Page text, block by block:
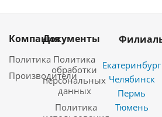
Компания
Политика
Производители
Документы
Политика
обработки
персональных
данных
Политика
Екатеринбург
Челябинск
Пермь
Тюмень